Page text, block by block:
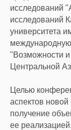
исследований
исследований
университета
"Возможности и
Центральной
Целью
аспектов
получение
ее реализацией.